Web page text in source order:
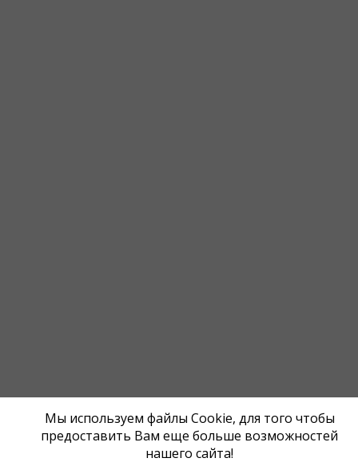
Мы используем файлы Cookie, для того чтобы
предоставить Вам еще больше возможностей
нашего сайта!